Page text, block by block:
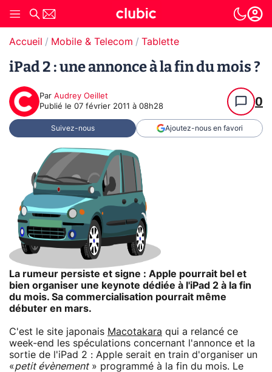
Accueil Mobile & Telecom Tablette
iPad 2 : une annonce à la fin du mois ?
Par Audrey Oeillet
Publié le 07 février 2011 à 08h28 0
Suivez-nous Ajoutez-nous en favori
La rumeur persiste et signe : Apple pourrait bel et
bien organiser une keynote dédiée à l'iPad 2 à la fin
du mois. Sa commercialisation pourrait même
débuter en mars.
C'est le site japonais Macotakara qui a relancé ce
week-end les spéculations concernant l'annonce et la
sortie de l'iPad 2 : Apple serait en train d'organiser un
«petit évènement» programmé à la fin du mois. Le